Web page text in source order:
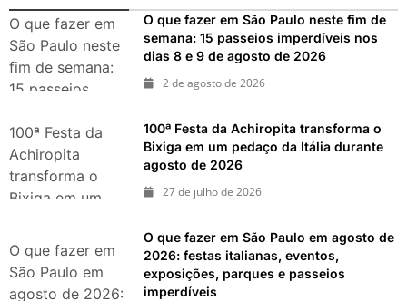
O que fazer em
São Paulo neste
fim de semana:
15 passeios
dias 8 e 9 de
agosto de 2026
O que fazer em São Paulo neste fim de
semana: 15 passeios imperdíveis nos
dias 8 e 9 de agosto de 2026
2 de agosto de 2026
100ª Festa da
Achiropita
transforma o
Bixiga em um
durante agosto
de 2026
100ª Festa da Achiropita transforma o
Bixiga em um pedaço da Itália durante
agosto de 2026
27 de julho de 2026
O que fazer em
São Paulo em
agosto de 2026:
O que fazer em São Paulo em agosto de
2026: festas italianas, eventos,
exposições, parques e passeios
imperdíveis